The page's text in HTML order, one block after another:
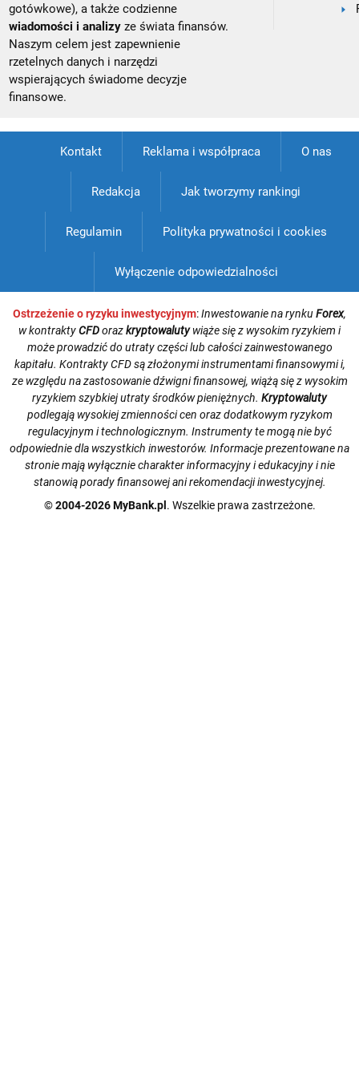
gotówkowe), a także codzienne
wiadomości i analizy ze świata finansów.
Naszym celem jest zapewnienie
rzetelnych danych i narzędzi
wspierających świadome decyzje
finansowe.
Kontakt Reklama i współpraca O nas
Redakcja Jak tworzymy rankingi
Regulamin Polityka prywatności i cookies
Wyłączenie odpowiedzialności
Ostrzeżenie o ryzyku inwestycyjnym:Inwestowanie na rynkuForex,
w kontraktyCFDorazkryptowalutywiąże się z wysokim ryzykiem i
może prowadzić do utraty części lub całości zainwestowanego
kapitału. Kontrakty CFD są złożonymi instrumentami finansowymi i,
ze względu na zastosowanie dźwigni finansowej, wiążą się z wysokim
ryzykiem szybkiej utraty środków pieniężnych. Kryptowaluty
podlegają wysokiej zmienności cen oraz dodatkowym ryzykom
regulacyjnym i technologicznym. Instrumenty te mogą nie być
odpowiednie dla wszystkich inwestorów. Informacje prezentowane na
stronie mają wyłącznie charakter informacyjny i edukacyjny i nie
stanowią porady finansowej ani rekomendacji inwestycyjnej.
© 2004-2026 MyBank.pl . Wszelkie prawa zastrzeżone.